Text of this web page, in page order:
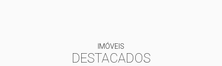
IMÓVEIS
DESTACADOS